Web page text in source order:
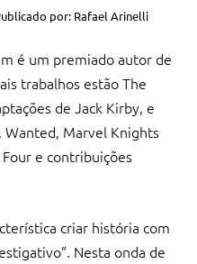
por: Rafael Arinelli
é um premiado autor de
trabalhos estão The
de Jack Kirby, e
Wanted, Marvel Knights
e contribuições
criar história com
Nesta onda de